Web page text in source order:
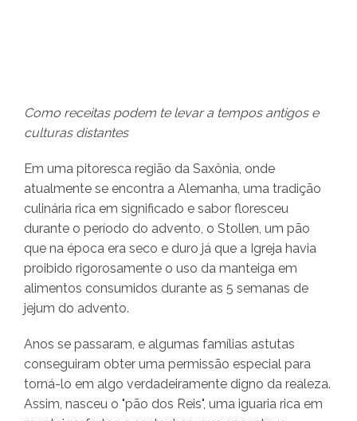
Como receitas podem te levar a tempos antigos e
culturas distantes
Em uma pitoresca região da Saxônia, onde
atualmente se encontra a Alemanha, uma tradição
culinária rica em significado e sabor floresceu
durante o período do advento, o Stollen, um pão
que na época era seco e duro já que a Igreja havia
proibido rigorosamente o uso da manteiga em
alimentos consumidos durante as 5 semanas de
jejum do advento.
Anos se passaram, e algumas famílias astutas
conseguiram obter uma permissão especial para
torná-lo em algo verdadeiramente digno da realeza.
Assim, nasceu o "pão dos Reis", uma iguaria rica em